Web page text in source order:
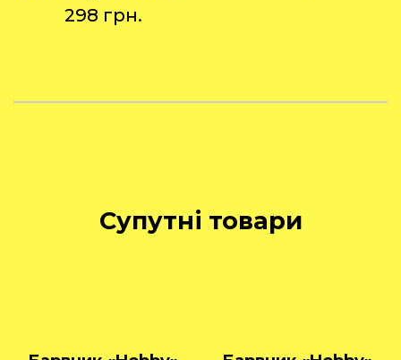
298 грн.
Супутні товари